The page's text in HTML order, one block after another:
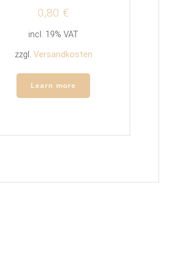
0,80 €
incl. 19% VAT
zzgl. Versandkosten
Learn more